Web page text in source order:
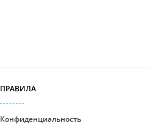
ПРАВИЛА
Конфиденциальность